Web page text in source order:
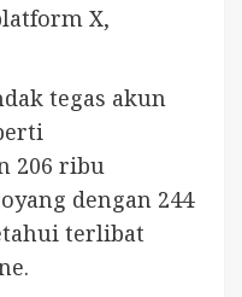
X,
tegas akun
206 ribu
dengan 244
terlibat